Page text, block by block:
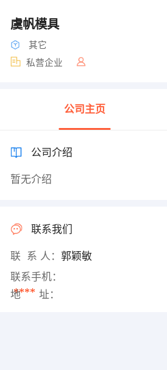
虞帆模具
其它
私营企业
公司主页
公司介绍
暂无介绍
联系我们
联 系 人： 郭颖敏
联系手机：
****
地 址：